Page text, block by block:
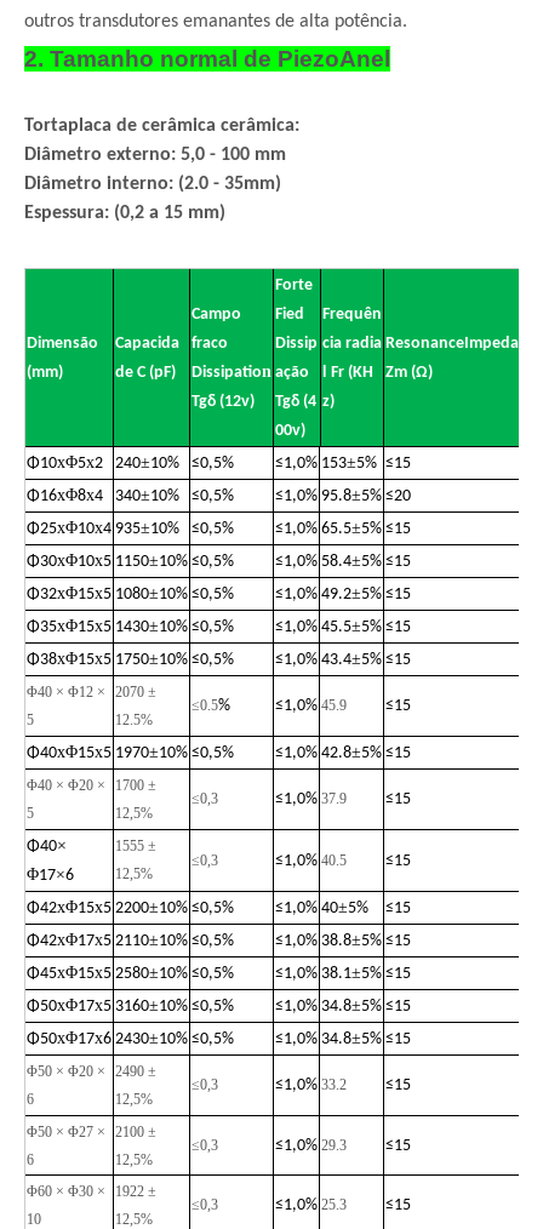
outros transdutores emanantes de alta potência.
2. Tamanho normal de PiezoAnel
Tortaplaca de cerâmica cerâmica:
Diâmetro externo: 5,0 - 100 mm
Diâmetro interno: (2.0 - 35mm)
Espessura: (0,2 a 15 mm)
Dimensão
(mm)
Capacida
de C (pF)
Campo
fraco
Dissipation
Tgδ (12v)
Forte
Fied
Dissip
ação
Tgδ (4
00v)
Frequên
cia radia
l Fr (KH
z)
ResonanceImpedance
Zm (Ω)
Φ10xΦ5x2 240±10% ≤0,5% ≤1,0% 153±5% ≤15
Φ16xΦ8x4 340±10% ≤0,5% ≤1,0% 95.8±5% ≤20
Φ25xΦ10x4 935±10% ≤0,5% ≤1,0% 65.5±5% ≤15
Φ30xΦ10x5 1150±10% ≤0,5% ≤1,0% 58.4±5% ≤15
Φ32xΦ15x5 1080±10% ≤0,5% ≤1,0% 49.2±5% ≤15
Φ35xΦ15x5 1430±10% ≤0,5% ≤1,0% 45.5±5% ≤15
Φ38xΦ15x5 1750±10% ≤0,5% ≤1,0% 43.4±5% ≤15
Φ40 × Φ12 ×
5
2070 ±
12.5%
≤0.5% ≤1,0% 45.9 ≤15
Φ40xΦ15x5 1970±10% ≤0,5% ≤1,0% 42.8±5% ≤15
Φ40 × Φ20 ×
5
1700 ±
12,5%
≤0,3 ≤1,0% 37.9 ≤15
Φ40×
Φ17×6
1555 ±
12,5%
≤0,3 ≤1,0% 40.5 ≤15
Φ42xΦ15x5 2200±10% ≤0,5% ≤1,0% 40±5% ≤15
Φ42xΦ17x5 2110±10% ≤0,5% ≤1,0% 38.8±5% ≤15
Φ45xΦ15x5 2580±10% ≤0,5% ≤1,0% 38.1±5% ≤15
Φ50xΦ17x5 3160±10% ≤0,5% ≤1,0% 34.8±5% ≤15
Φ50xΦ17x6 2430±10% ≤0,5% ≤1,0% 34.8±5% ≤15
Φ50 × Φ20 ×
6
2490 ±
12,5%
≤0,3 ≤1,0% 33.2 ≤15
Φ50 × Φ27 ×
6
2100 ±
12,5%
≤0,3 ≤1,0% 29.3 ≤15
Φ60 × Φ30 ×
10
1922 ±
12,5%
≤0,3 ≤1,0% 25.3 ≤15